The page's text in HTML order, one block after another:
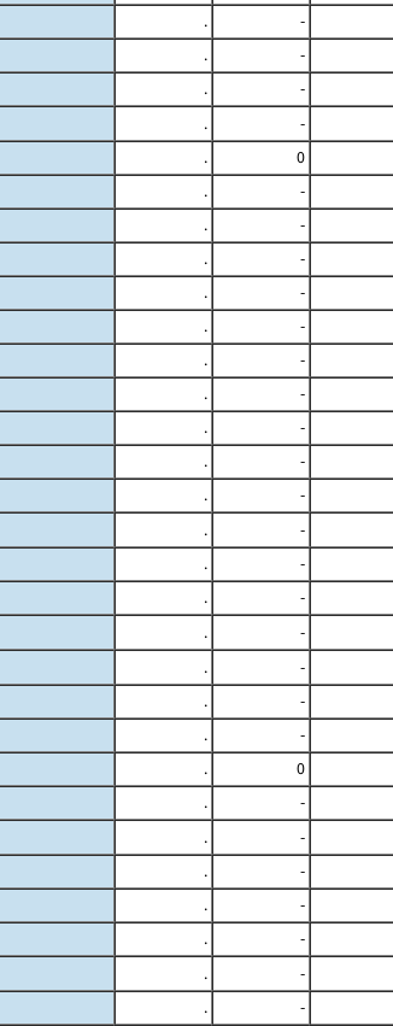
. -
. -
. -
. -
. 0
. -
. -
. -
. -
. -
. -
. -
. -
. -
. -
. -
. -
. -
. -
. -
. -
. -
. 0
. -
. -
. -
. -
. -
. -
. -